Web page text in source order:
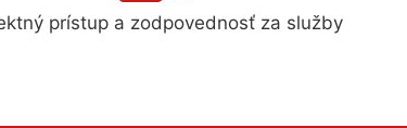
prístup a zodpovednosť za služby